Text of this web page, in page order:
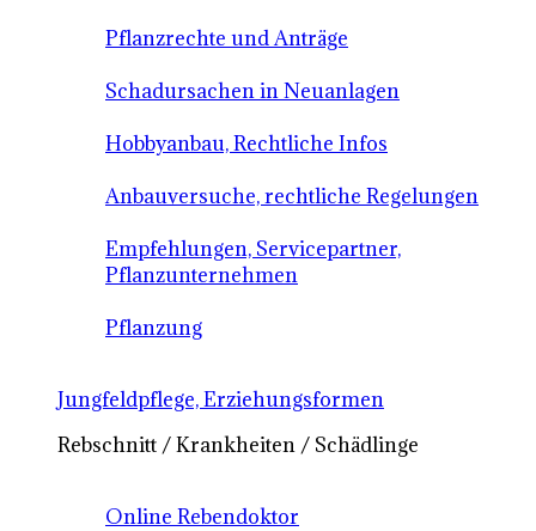
Pflanzrechte und Anträge
Schadursachen in Neuanlagen
Hobbyanbau, Rechtliche Infos
Anbauversuche, rechtliche Regelungen
Empfehlungen, Servicepartner,
Pflanzunternehmen
Pflanzung
Jungfeldpflege, Erziehungsformen
Rebschnitt / Krankheiten / Schädlinge
Online Rebendoktor